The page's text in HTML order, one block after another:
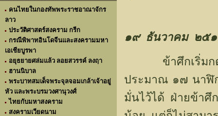
คนไทยในกองทัพพระราชอาณาจักร
ลาว
ประวัติศาสตร์สงคราม กรีก
กรณีพิพาทอินโดจีนและสงครามมหา
เอเชียบูรพา
อยุธยายศล่มแล้ว ลอยสวรรค์ ลงฤา
ฮานนิบาล
พระบาทสมเด็จพระจุลจอมเกล้าเจ้าอยู่
หัว และพระบรมวงศานุวงศ์
ไทยกับมหาสงคราม
สงครามเวียดนาม
๑๙ ธันวาคม ๒๕
ข้าศึกเริ่มกดดัน
ประมาณ ๑๗ นาฬิ
มั่นไว้ได้ ฝ่ายข้าศึ